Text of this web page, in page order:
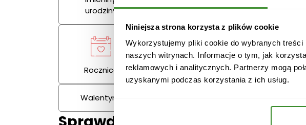
Niniejsza strona korzysta z plików cookie
Wykorzystujemy pliki cookie do wybranych
naszych witrynach. Informacje o tym, jak
reklamowych i analitycznych. Partnerzy mogą
uzyskanymi podczas korzystania z ich usług.
urodziny
Miłość Przeprosiny
Rocznica Kondolencje Podziękowania
Walentynki